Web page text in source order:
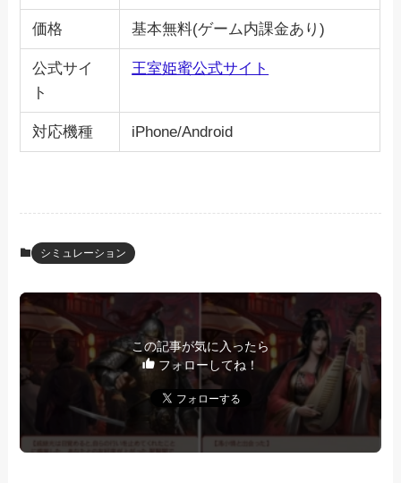
価格 基本無料(ゲーム内課金あり)
公式サイ
ト
王室姫蜜公式サイト
対応機種 iPhone/Android
シミュレーション
この記事が気に入ったら
フォローしてね！